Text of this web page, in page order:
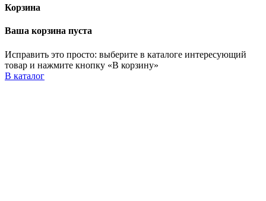
Корзина
Ваша корзина пуста
Исправить это просто: выберите в каталоге интересующий
товар и нажмите кнопку «В корзину»
В каталог